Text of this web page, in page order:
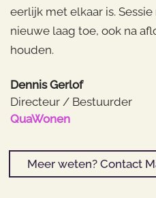
eerlijk met elkaar is.
nieuwe laag toe, ook na
houden.
Dennis Gerlof
Directeur / Bestuurder
QuaWonen
Meer weten? Contact